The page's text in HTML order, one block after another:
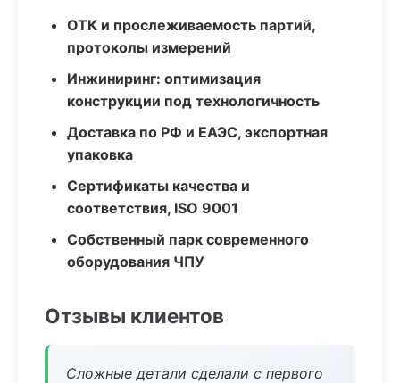
ОТК и прослеживаемость партий,
протоколы измерений
Инжиниринг: оптимизация
конструкции под технологичность
Доставка по РФ и ЕАЭС, экспортная
упаковка
Сертификаты качества и
соответствия, ISO 9001
Собственный парк современного
оборудования ЧПУ
Отзывы клиентов
Сложные детали сделали с первого